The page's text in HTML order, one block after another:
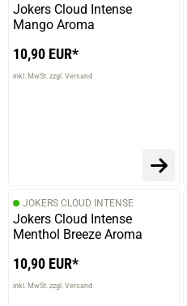
Jokers Cloud Intense
Mango Aroma
10,90 EUR*
inkl. MwSt. zzgl. Versand
JOKERS CLOUD INTENSE
Jokers Cloud Intense
Menthol Breeze Aroma
10,90 EUR*
inkl. MwSt. zzgl. Versand